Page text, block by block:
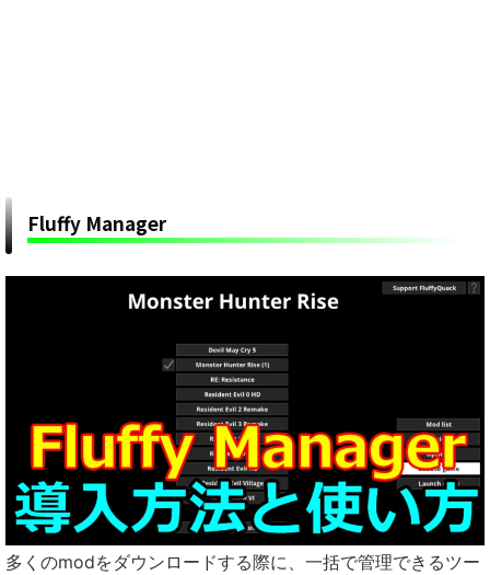
Fluffy Manager
多くのmodをダウンロードする際に、一括で管理できるツー